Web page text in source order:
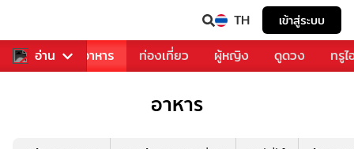
TH เข้าสู่ระบบ
อ่าน
การเพลง อาหาร ท่องเที่ยว ผู้หญิง ดูดวง ทรู
อาหาร